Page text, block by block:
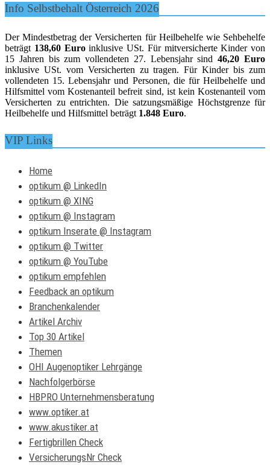
Info Selbstbehalt Österreich 2026
Der Mindestbetrag der Versicherten für Heilbehelfe wie Sehbehelfe
beträgt 138,60 Euroinklusive USt. Für mitversicherte Kinder von
15 Jahren bis zum vollendeten 27. Lebensjahr sind46,20 Euro
inklusive USt. vom Versicherten zu tragen. Für Kinder bis zum
vollendeten 15. Lebensjahr und Personen, die für Heilbehelfe und
Hilfsmittel vom Kostenanteil befreit sind, ist kein Kostenanteil vom
Versicherten zu entrichten. Die satzungsmäßige Höchstgrenze für
Heilbehelfe und Hilfsmittel beträgt 1.848 Euro.
VIP Links
Home
optikum @ LinkedIn
optikum @ XING
optikum @ Instagram
optikum Inserate @ Instagram
optikum @ Twitter
optikum @ YouTube
optikum empfehlen
Feedback an optikum
Branchenkalender
Artikel Archiv
Top 30 Artikel
Themen
OHI Augenoptiker Lehrgänge
Nachfolgerbörse
HBPRO Unternehmensberatung
www.optiker.at
www.akustiker.at
Fertigbrillen Check
VersicherungsNr Check